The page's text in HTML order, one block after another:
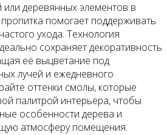
деревянных элементов в
помогает поддерживать
ухода. Технология
сохраняет декоративность
её выцветание под
лучей и ежедневного
оттенки смолы, которые
палитрой интерьера, чтобы
особенности дерева и
атмосферу помещения.